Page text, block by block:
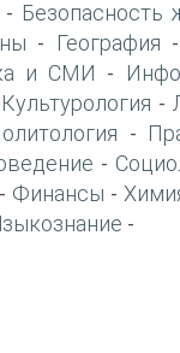
- Безопасность
- География -
и СМИ -
Культурология -
-
-
- Финансы -
-